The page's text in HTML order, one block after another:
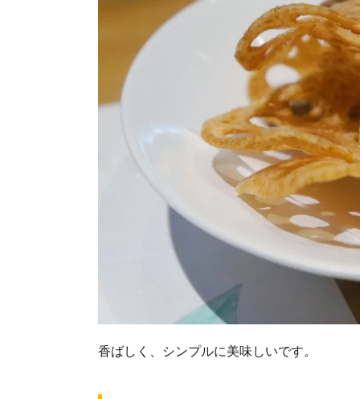
香ばしく、シンプルに美味しいです。